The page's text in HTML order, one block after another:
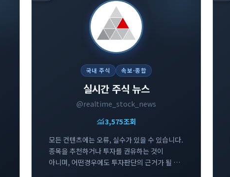
국내 주식 속보·종합
실시간 주식 뉴스
@realtime_stock_news
monitoring3,575조회
모든 컨텐츠에는 오류, 실수가 있을 수 있습니다.
종목을 추천하거나 투자를 권유하는 것이
아니며, 어떤경우에도 투자판단의 근거가 될 수